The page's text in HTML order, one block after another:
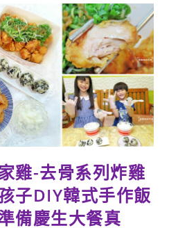
雞-去骨系列炸雞
子DIY韓式手作飯
備慶生大餐真